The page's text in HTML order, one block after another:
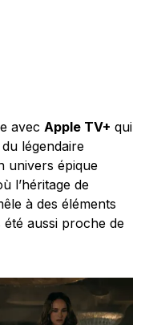
avec Apple TV+ qui
légendaire
univers épique
l’héritage de
à des éléments
été aussi proche de